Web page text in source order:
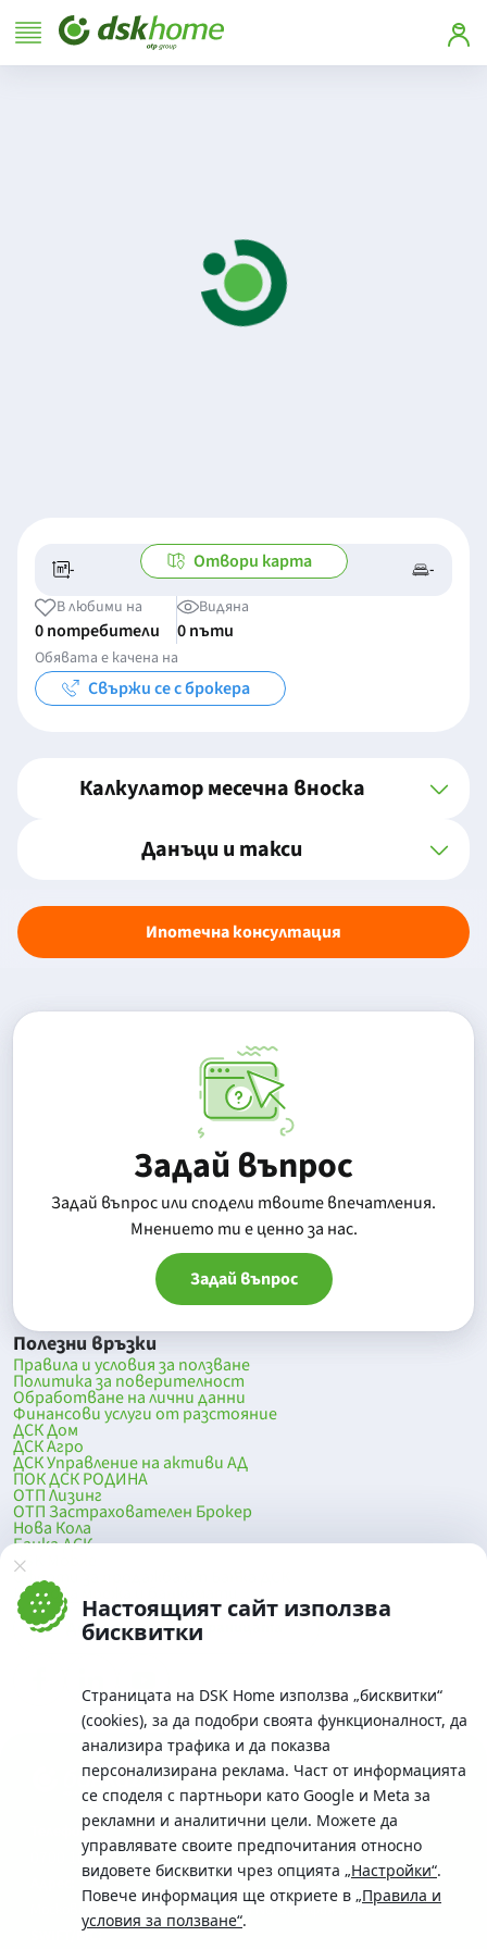
Настоящият сайт използва
бисквитки
Страницата на DSK Home използва „бисквитки“
(cookies), за да подобри своята функционалност, да
анализира трафика и да показва
персонализирана реклама. Част от информацията
се споделя с партньори като Google и Meta за
рекламни и аналитични цели. Можете да
управлявате своите предпочитания относно
видовете бисквитки чрез опцията „Настройки“.
Повече информация ще откриете в „Правила и
условия за ползване“.
- -/- -
Отвори карта
В любими на
0 потребители
Видяна
0 пъти
Обявата е качена на
Свържи се с брокера
Калкулатор месечна вноска
Данъци и такси
Ипотечна консултация
Задай въпрос
Задай въпрос или сподели твоите впечатления.
Mнението ти е ценно за нас.
Задай въпрос
Полезни връзки
Правила и условия за ползване
Политика за поверителност
Обработване на лични данни
Финансови услуги от разстояние
ДСК Дом
ДСК Агро
ДСК Управление на активи АД
ПОК ДСК РОДИНА
ОТП Лизинг
ОТП Застрахователен Брокер
Нова Кола
Банка ДСК
DSK Mobile
Оферти за продажба от Банка ДСК
Клонова мрежа и банкомати
До началото на страницата
Телефон:
0700 10 375 / *2375
Московска No.19 / ул. Г. Бенковски No. 5, София 1036
SWIFT/BIC: